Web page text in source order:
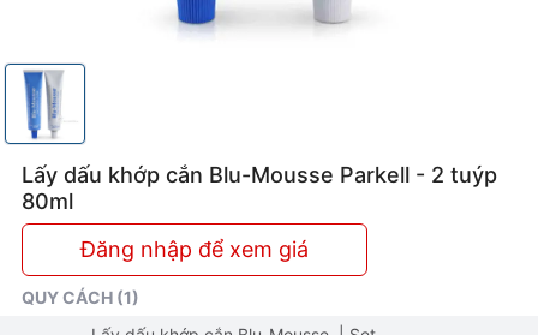
Lấy dấu khớp cắn Blu-Mousse Parkell - 2 tuýp
80ml
Đăng nhập để xem giá
QUY CÁCH (1)